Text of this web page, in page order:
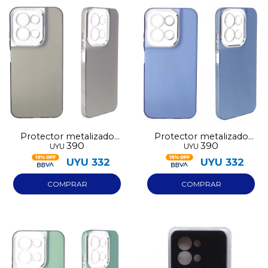
Protector metalizado
Redmi 15C
UYU 390
UYU 332
Protector metalizado
Redmi 15C
UYU 390
UYU 332